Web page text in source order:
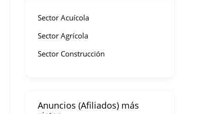
Sector Acuícola
Sector Agrícola
Sector Construcción
Anuncios (Afiliados) más